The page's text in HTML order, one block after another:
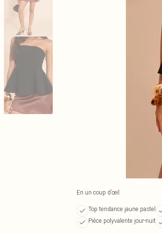
En un coup d’œil
Top tendance jaune pastel
Pièce polyvalente jour-nuit